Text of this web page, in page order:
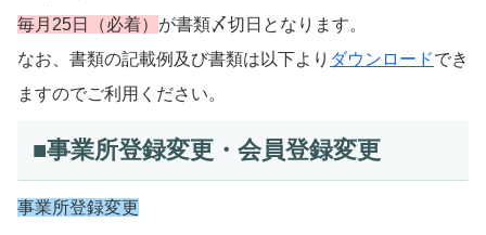
毎月25日（必着） が書類〆切日となります。
なお、書類の記載例及び書類は以下より ダウンロードでき
ますのでご利用ください。
■事業所登録変更・会員登録変更
事業所登録変更